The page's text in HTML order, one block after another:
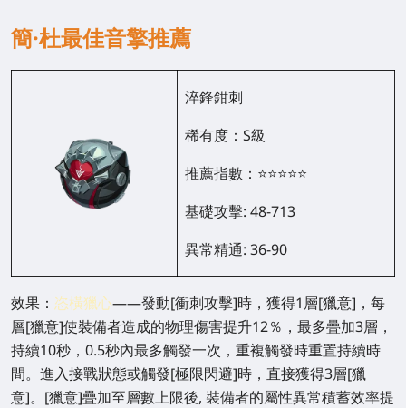
簡·杜最佳音擎推薦
淬鋒鉗刺
稀有度：S級
推薦指數：⭐⭐⭐⭐⭐
基礎攻擊: 48-713
異常精通: 36-90
效果： 恣橫獵心——發動[衝刺攻擊]時，獲得1層[獵意]，每
層[獵意]使裝備者造成的物理傷害提升12％，最多疊加3層，
持續10秒，0.5秒內最多觸發一次，重複觸發時重置持續時
間。進入接戰狀態或觸發[極限閃避]時，直接獲得3層[獵
意]。[獵意]疊加至層數上限後, 裝備者的屬性異常積蓄效率提